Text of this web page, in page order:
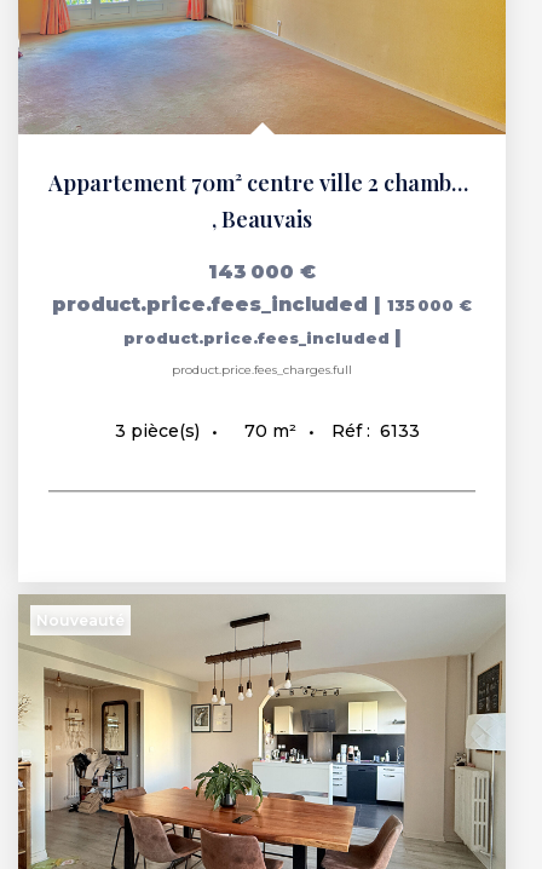
Appartement 70m² centre ville 2 chambres
,Beauvais
143 000 €
product.price.fees_included | 135 000 €
product.price.fees_included |
product.price.fees_charges.full
3 pièce(s) 70 m² Réf : 6133
Nouveauté